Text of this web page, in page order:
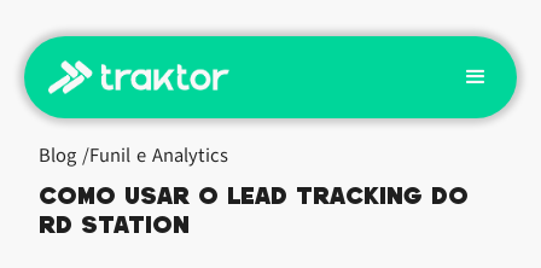
Blog /Funil e Analytics
Como usar o Lead Tracking do
RD Station